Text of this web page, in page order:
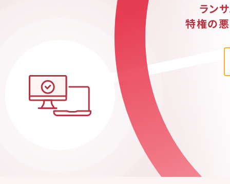
ラン
特権の